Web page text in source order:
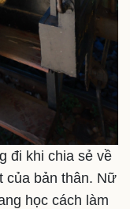
máy
đi khi chia sẻ về
của bản thân. Nữ
học cách làm